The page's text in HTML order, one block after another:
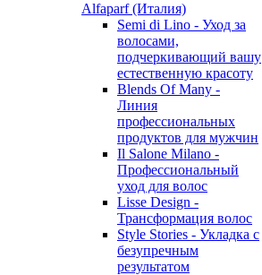
Alfaparf (Италия)
Semi di Lino - Уход за
волосами,
подчеркивающий вашу
естественную красоту
Blends Of Many -
Линия
профессиональных
продуктов для мужчин
Il Salone Milano -
Профессиональный
уход для волос
Lisse Design -
Трансформация волос
Style Stories - Укладка с
безупречным
результатом